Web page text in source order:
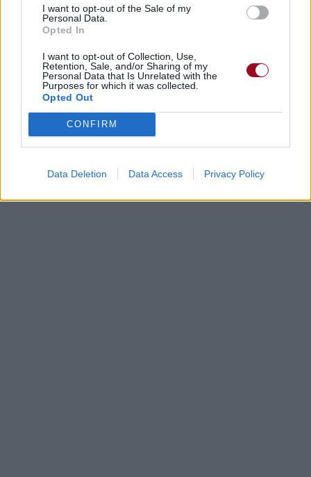
I want to opt-out of the Sale of my
Personal Data.
Opted In
I want to opt-out of Collection, Use,
Retention, Sale, and/or Sharing of my
Personal Data that Is Unrelated with the
Purposes for which it was collected.
Opted Out
CONFIRM
Data Deletion Data Access Privacy Policy